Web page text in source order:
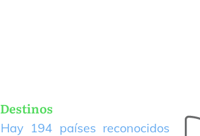
Destinos
Hay 194 países reconocidos